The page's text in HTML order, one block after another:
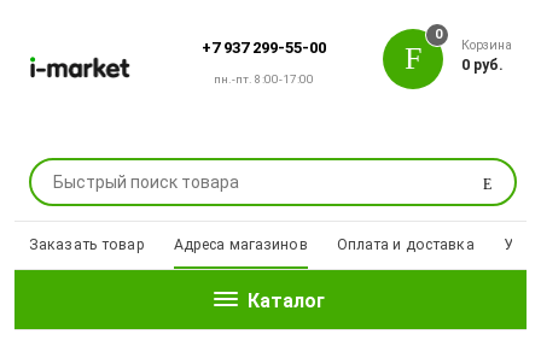
+7 937 299-55-00
пн.-пт. 8:00-17:00
Поиск
0
Корзина
0 руб.
Заказать товар Адреса магазинов Оплата и доставка
Каталог